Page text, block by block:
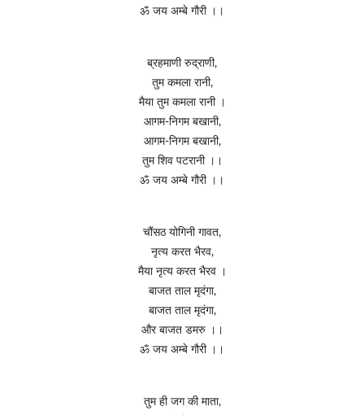
ॐ जय अम्बे गौरी ।।
ब्रहमाणी रुद्राणी,
तुम कमला रानी,
मैया तुम कमला रानी ।
आगम-निगम बखानी,
आगम-निगम बखानी,
तुम शिव पटरानी ।।
ॐ जय अम्बे गौरी ।।
चौंसठ योगिनी गावत,
नृत्य करत भैरव,
मैया नृत्य करत भैरव ।
बाजत ताल मृदंगा,
बाजत ताल मृदंगा,
और बाजत डमरु ।।
ॐ जय अम्बे गौरी ।।
तुम ही जग की माता,